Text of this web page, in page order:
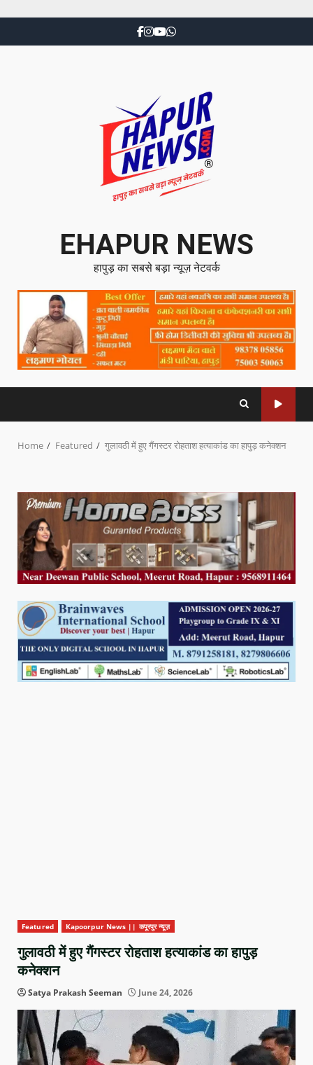
EHAPUR NEWS
हापुड़ का सबसे बड़ा न्यूज़ नेटवर्क
Home Featured गुलावठी में हुए गैंगस्टर रोहताश हत्याकांड का हापुड़ कनेक्शन
Featured Kapoorpur News || कपूरपुर न्यूज़
गुलावठी में हुए गैंगस्टर रोहताश हत्याकांड का हापुड़
कनेक्शन
Satya Prakash Seeman June 24, 2026